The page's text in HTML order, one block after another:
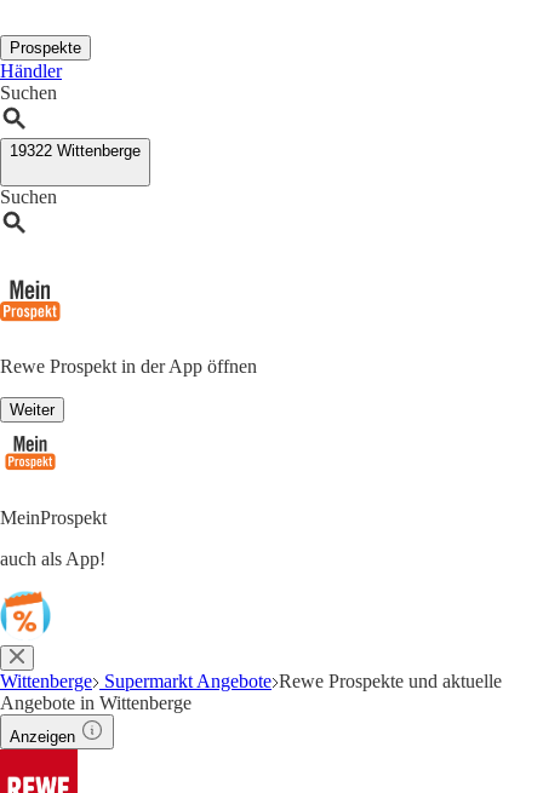
Prospekte
Händler
Suchen
19322 Wittenberge
Suchen
Rewe Prospekt in der App öffnen
Weiter
MeinProspekt
auch als App!
Wittenberge Supermarkt Angebote Rewe Prospekte und aktuelle
Angebote in Wittenberge
Anzeigen